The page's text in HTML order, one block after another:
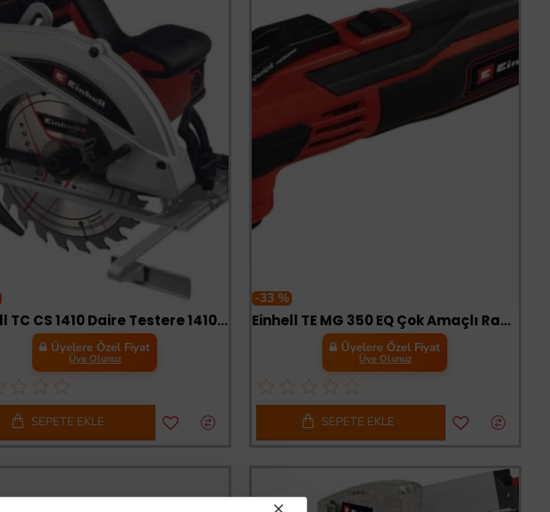
Einhell TC CS 1410 Daire Testere 1410 Watt
Üyelere Özel Fiyat
Üye Olunuz
SEPETE EKLE
-33 %
Einhell TE MG 350 EQ Çok Amaçlı Raspalama
Üyelere Özel Fiyat
Üye Olunuz
SEPETE EKLE